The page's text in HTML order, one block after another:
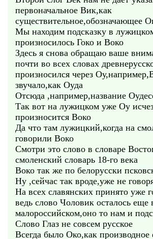
первоначальное Вик,как
существительное,обозначающее
Мы находим подсказку в
произносилось Гоко и Воко
Здесь я снова обращаю ваше
почти во всех словах
произносился через
звучало,как Оуда
Отсюда ,например,название
Так вот на лужицком уже Оу
произносится Воко
Да что там лужицкий,когда на
говорили Воко
Смотри это слово в словаре
смоленский словарь 18-го века
Воко так же по белорусски
Ну ,сейчас так вроде,уже не
На всех славянских принято уже
ведь слово Чоловик осталось еще
малороссийском,оно то нам и
Слово Глаз не совсем русское
Всегда было Око,как